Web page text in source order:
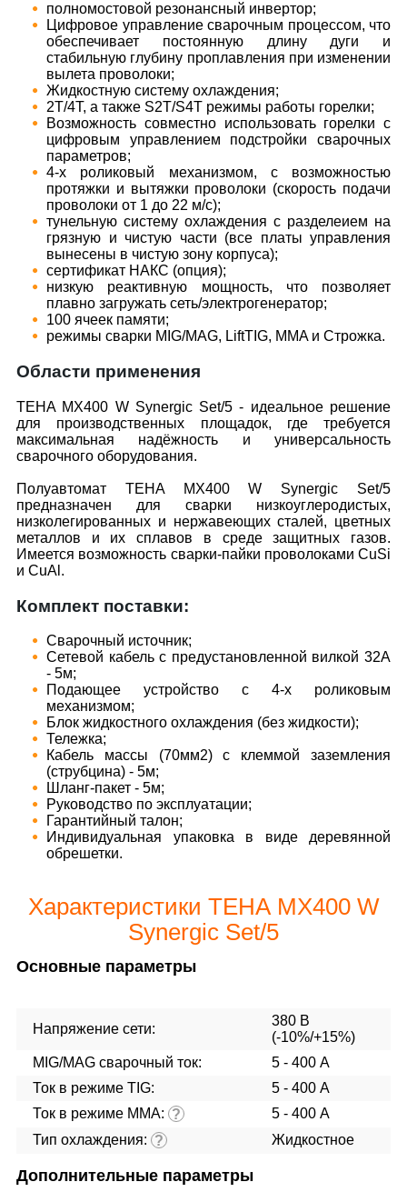
полномостовой резонансный инвертор;
Цифровое управление сварочным процессом, что
обеспечивает постоянную длину дуги и
стабильную глубину проплавления при изменении
вылета проволоки;
Жидкостную систему охлаждения;
2Т/4Т, а также S2T/S4T режимы работы горелки;
Возможность совместно использовать горелки с
цифровым управлением подстройки сварочных
параметров;
4-х роликовый механизмом, с возможностью
протяжки и вытяжки проволоки (скорость подачи
проволоки от 1 до 22 м/с);
тунельную систему охлаждения с разделеием на
грязную и чистую части (все платы управления
вынесены в чистую зону корпуса);
сертификат НАКС (опция);
низкую реактивную мощность, что позволяет
плавно загружать сеть/электрогенератор;
100 ячеек памяти;
режимы сварки MIG/MAG, LiftTIG, MMA и Строжка.
Области применения
TEHA MX400 W Synergic Set/5 - идеальное решение
для производственных площадок, где требуется
максимальная надёжность и универсальность
сварочного оборудования.
Полуавтомат TEHA MX400 W Synergic Set/5
предназначен для сварки низкоуглеродистых,
низколегированных и нержавеющих сталей, цветных
металлов и их сплавов в среде защитных газов.
Имеется возможность сварки-пайки проволоками CuSi
и CuAl.
Комплект поставки:
Сварочный источник;
Сетевой кабель с предустановленной вилкой 32А
- 5м;
Подающее устройство с 4-х роликовым
механизмом;
Блок жидкостного охлаждения (без жидкости);
Тележка;
Кабель массы (70мм2) с клеммой заземления
(струбцина) - 5м;
Шланг-пакет - 5м;
Руководство по эксплуатации;
Гарантийный талон;
Индивидуальная упаковка в виде деревянной
обрешетки.
Характеристики ТЕНА MX400 W
Synergic Set/5
Основные параметры
Напряжение сети:
380 В
(-10%/+15%)
MIG/MAG cварочный ток:
5 - 400 А
Ток в режиме TIG:
5 - 400 А
Ток в режиме ММА: ?
5 - 400 А
Тип охлаждения: ? Жидкостное
Дополнительные параметры